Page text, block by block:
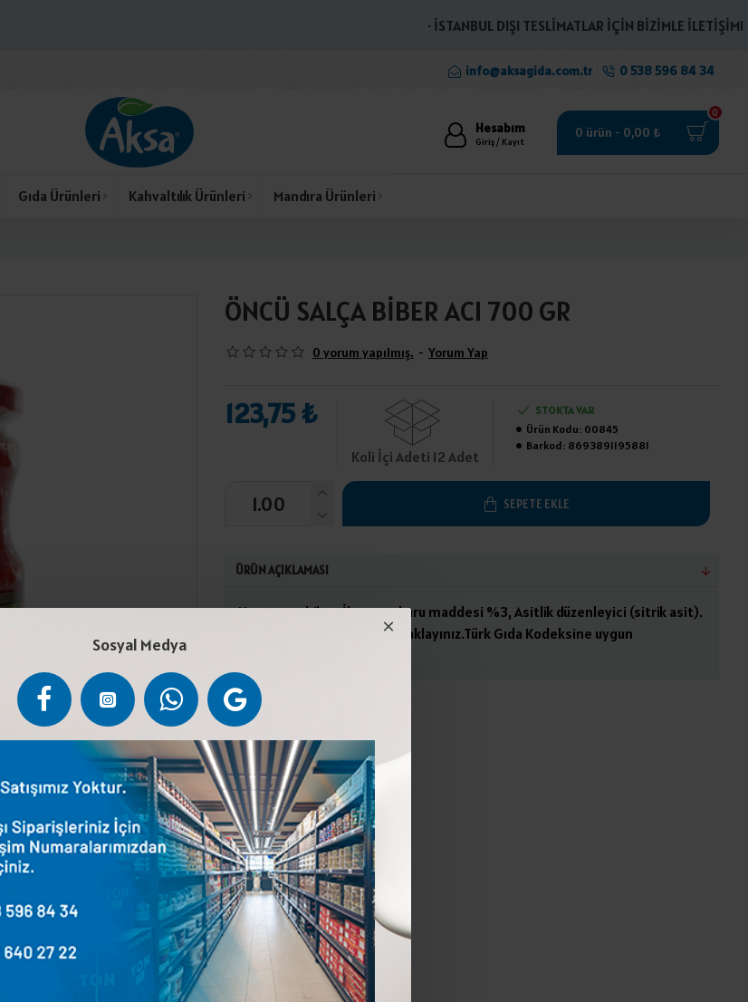
Sosyal Medya
· İSTANBUL DIŞI TESLİMATLAR İÇİN BİZİMLE İLETİŞİME
info@aksagida.com.tr 0 538 596 84 34
Hesabım
Giriş / Kayıt
0 ürün - 0,00 ₺
0
Gıda Ürünleri Kahvaltılık Ürünleri Mandıra Ürünleri
ÖNCÜ SALÇA BİBER ACI 700 GR
0 yorum yapılmış. - Yorum Yap
123,75 ₺
Koli İçi Adeti 12 Adet
STOKTA VAR
Ürün Kodu: 00845
Barkod: 8693891195881
SEPETE EKLE
ÜRÜN AÇIKLAMASI
Kırmızı acı biber, İlave tuz kuru maddesi %3, Asitlik düzenleyici (sitrik asit).
Serin ve rutubetsiz yerde saklayınız.Türk Gıda Kodeksine uygun